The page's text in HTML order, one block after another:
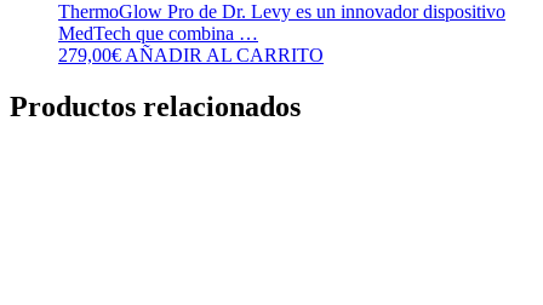
ThermoGlow Pro de Dr. Levy es un innovador dispositivo
MedTech que combina …
279,00€ AÑADIR AL CARRITO
Productos relacionados